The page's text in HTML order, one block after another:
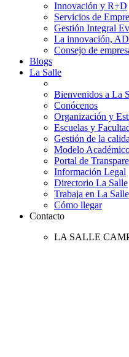
Innovación y R+D
Servicios de
Gestión Integral
La innovación,
Consejo de
Blogs
La Salle
Bienvenidos a La
Conócenos
Organización y
Escuelas y
Gestión de la
Modelo
Portal de
Información Legal
Directorio La Salle
Trabaja en La Salle
Cómo llegar
Contacto
LA SALLE